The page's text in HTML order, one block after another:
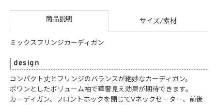
商品説明 サイズ/素材
ミックスフリンジカーディガン
design
コンパクト丈とフリンジのバランスが絶妙なカーディガン。
ポワンとしたボリューム袖で華奢見え効果が期待できます。
カーディガン、フロントホックを閉じてVネックセーター、前後